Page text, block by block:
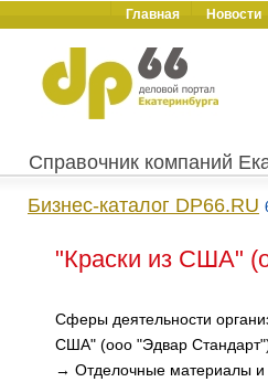
Главная Новости
Справочник компаний
Бизнес-каталог DP66.RU
"Краски из США"
Сферы деятельности
США" (ооо "Эдвар
→ Отделочные материалы и